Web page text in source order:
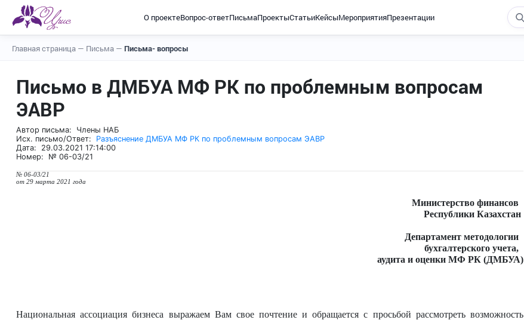
О проектеВопрос-ответПисьмаПроектыСтатьиКейсыМероприятияПрезентации
Главная страница — Письма — Письма- вопросы
Письмо в ДМБУА МФ РК по проблемным вопросам
ЭАВР
Автор письма: Члены НАБ
Исх. письмо/Ответ: Разъяснение ДМБУА МФ РК по проблемным вопросам ЭАВР
Дата: 29.03.2021 17:14:00
Номер: № 06-03/21
№ 06-03/21
от 29 марта 2021 года
Министерство финансов
Республики Казахстан
Департамент методологии
бухгалтерского учета,
аудита и оценки МФ РК (ДМБУА)
Национальная ассоциация бизнеса выражаем Вам свое почтение и обращается с просьбой рассмотреть возможность